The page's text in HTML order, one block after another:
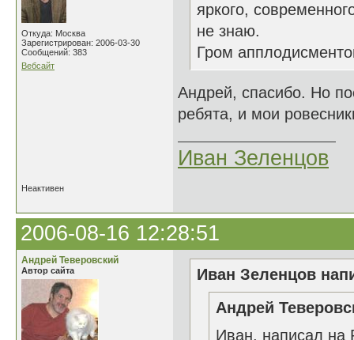
Откуда: Москва
Зарегистрирован: 2006-03-30
Сообщений: 383
Вебсайт
яркого,
не знаю.
Гром
Андрей, спасибо. Но
ребята, и мои
Иван Зеленцов
Неактивен
2006-08-16 12:28:51
Андрей Теверовский
Автор сайта
Иван Зеленцов
Андрей
Иван, написал на